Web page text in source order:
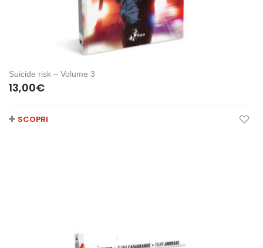
Suicide risk – Volume 3
13,00€
SCOPRI